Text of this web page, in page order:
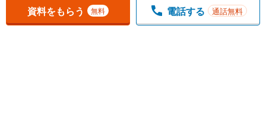
資料をもらう 無料 電話する 通話無料